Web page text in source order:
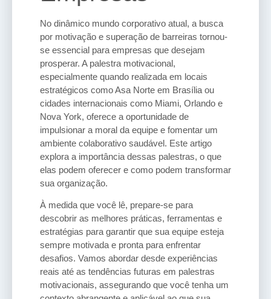
No dinâmico mundo corporativo atual, a busca
por motivação e superação de barreiras tornou-
se essencial para empresas que desejam
prosperar. A palestra motivacional,
especialmente quando realizada em locais
estratégicos como Asa Norte em Brasília ou
cidades internacionais como Miami, Orlando e
Nova York, oferece a oportunidade de
impulsionar a moral da equipe e fomentar um
ambiente colaborativo saudável. Este artigo
explora a importância dessas palestras, o que
elas podem oferecer e como podem transformar
sua organização.
À medida que você lê, prepare-se para
descobrir as melhores práticas, ferramentas e
estratégias para garantir que sua equipe esteja
sempre motivada e pronta para enfrentar
desafios. Vamos abordar desde experiências
reais até as tendências futuras em palestras
motivacionais, assegurando que você tenha um